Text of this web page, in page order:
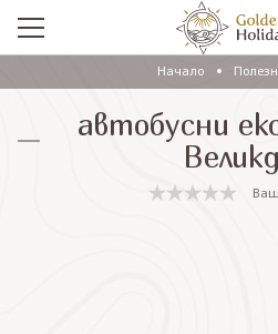
ПРОМО
EКСКУРЗИИ СЪС САМОЛЕТ
ЕКСКУРЗИИ С АВТОБУС
Начало
автобусни